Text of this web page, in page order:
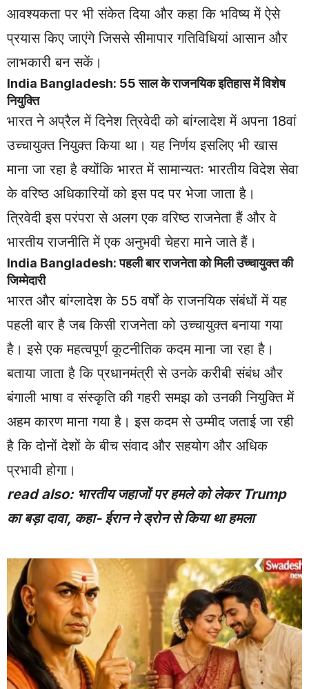
आवश्यकता पर भी संकेत दिया और कहा कि भविष्य में ऐसे
प्रयास किए जाएंगे जिससे सीमापार गतिविधियां आसान और
लाभकारी बन सकें।
India Bangladesh: 55 साल के राजनयिक इतिहास में विशेष
नियुक्ति
भारत ने अप्रैल में दिनेश त्रिवेदी को बांग्लादेश में अपना 18वां
उच्चायुक्त नियुक्त किया था। यह निर्णय इसलिए भी खास
माना जा रहा है क्योंकि भारत में सामान्यतः भारतीय विदेश सेवा
के वरिष्ठ अधिकारियों को इस पद पर भेजा जाता है।
त्रिवेदी इस परंपरा से अलग एक वरिष्ठ राजनेता हैं और वे
भारतीय राजनीति में एक अनुभवी चेहरा माने जाते हैं।
India Bangladesh: पहली बार राजनेता को मिली उच्चायुक्त की
जिम्मेदारी
भारत और बांग्लादेश के 55 वर्षों के राजनयिक संबंधों में यह
पहली बार है जब किसी राजनेता को उच्चायुक्त बनाया गया
है। इसे एक महत्वपूर्ण कूटनीतिक कदम माना जा रहा है।
बताया जाता है कि प्रधानमंत्री से उनके करीबी संबंध और
बंगाली भाषा व संस्कृति की गहरी समझ को उनकी नियुक्ति में
अहम कारण माना गया है। इस कदम से उम्मीद जताई जा रही
है कि दोनों देशों के बीच संवाद और सहयोग और अधिक
प्रभावी होगा।
read also: भारतीय जहाजों पर हमले को लेकर Trump
का बड़ा दावा, कहा- ईरान ने ड्रोन से किया था हमला